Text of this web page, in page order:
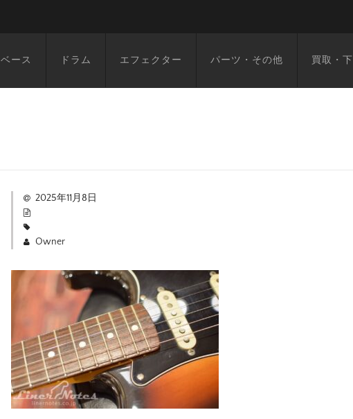
ベース ドラム エフェクター パーツ・その他 買取・
2025年11月8日
Owner